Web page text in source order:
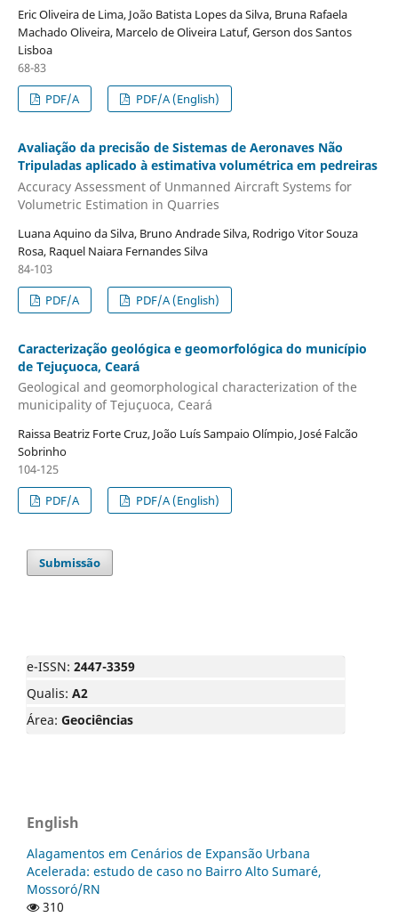
Eric Oliveira de Lima, João Batista Lopes da Silva, Bruna Rafaela
Machado Oliveira, Marcelo de Oliveira Latuf, Gerson dos Santos
Lisboa
68-83
PDF/A
PDF/A (English)
Avaliação da precisão de Sistemas de Aeronaves Não
Tripuladas aplicado à estimativa volumétrica em pedreiras
Accuracy Assessment of Unmanned Aircraft Systems for
Volumetric Estimation in Quarries
Luana Aquino da Silva, Bruno Andrade Silva, Rodrigo Vitor Souza
Rosa, Raquel Naiara Fernandes Silva
84-103
PDF/A
PDF/A (English)
Caracterização geológica e geomorfológica do município
de Tejuçuoca, Ceará
Geological and geomorphological characterization of the
municipality of Tejuçuoca, Ceará
Raissa Beatriz Forte Cruz, João Luís Sampaio Olímpio, José Falcão
Sobrinho
104-125
PDF/A
PDF/A (English)
Submissão
e-ISSN: 2447-3359
Qualis: A2
Área: Geociências
English
Alagamentos em Cenários de Expansão Urbana
Acelerada: estudo de caso no Bairro Alto Sumaré,
Mossoró/RN
310